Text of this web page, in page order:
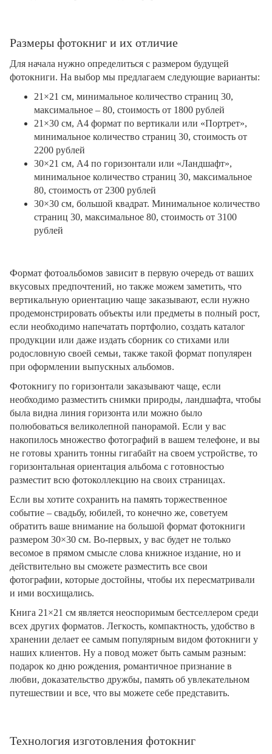
Размеры фотокниг и их отличие
Для начала нужно определиться с размером будущей
фотокниги. На выбор мы предлагаем следующие варианты:
21×21 см, минимальное количество страниц 30,
максимальное – 80, стоимость от 1800 рублей
21×30 см, А4 формат по вертикали или «Портрет»,
минимальное количество страниц 30, стоимость от
2200 рублей
30×21 см, А4 по горизонтали или «Ландшафт»,
минимальное количество страниц 30, максимальное
80, стоимость от 2300 рублей
30×30 см, большой квадрат. Минимальное количество
страниц 30, максимальное 80, стоимость от 3100
рублей
Формат фотоальбомов зависит в первую очередь от ваших
вкусовых предпочтений, но также можем заметить, что
вертикальную ориентацию чаще заказывают, если нужно
продемонстрировать объекты или предметы в полный рост,
если необходимо напечатать портфолио, создать каталог
продукции или даже издать сборник со стихами или
родословную своей семьи, также такой формат популярен
при оформлении выпускных альбомов.
Фотокнигу по горизонтали заказывают чаще, если
необходимо разместить снимки природы, ландшафта, чтобы
была видна линия горизонта или можно было
полюбоваться великолепной панорамой. Если у вас
накопилось множество фотографий в вашем телефоне, и вы
не готовы хранить тонны гигабайт на своем устройстве, то
горизонтальная ориентация альбома с готовностью
разместит всю фотоколлекцию на своих страницах.
Если вы хотите сохранить на память торжественное
событие – свадьбу, юбилей, то конечно же, советуем
обратить ваше внимание на большой формат фотокниги
размером 30×30 см. Во-первых, у вас будет не только
весомое в прямом смысле слова книжное издание, но и
действительно вы сможете разместить все свои
фотографии, которые достойны, чтобы их пересматривали
и ими восхищались.
Книга 21×21 см является неоспоримым бестселлером среди
всех других форматов. Легкость, компактность, удобство в
хранении делает ее самым популярным видом фотокниги у
наших клиентов. Ну а повод может быть самым разным:
подарок ко дню рождения, романтичное признание в
любви, доказательство дружбы, память об увлекательном
путешествии и все, что вы можете себе представить.
Технология изготовления фотокниг